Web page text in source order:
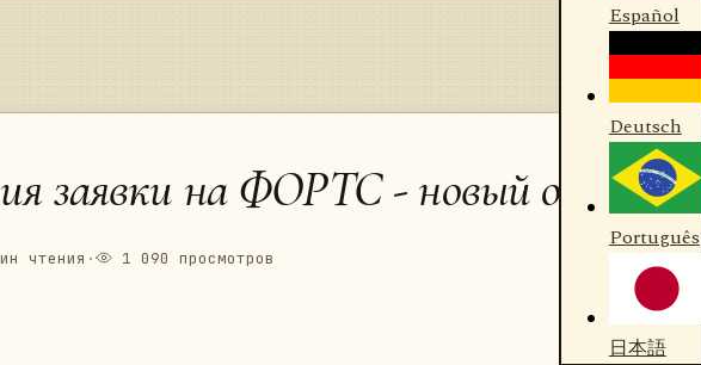
Español
Deutsch
Português
日本語
заявки на ФОРТС - новый объём
чтения · 1 090 просмотров